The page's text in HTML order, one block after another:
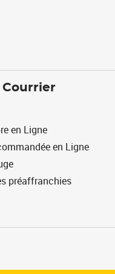
Courrier
en Ligne
en Ligne
préaffranchies